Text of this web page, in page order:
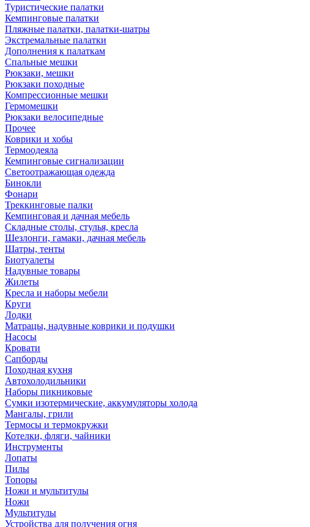
Туристические палатки
Кемпинговые палатки
Пляжные палатки, палатки-шатры
Экстремальные палатки
Дополнения к палаткам
Спальные мешки
Рюкзаки, мешки
Рюкзаки походные
Компрессионные мешки
Гермомешки
Рюкзаки велосипедные
Прочее
Коврики и хобы
Термоодеяла
Кемпинговые сигнализации
Светоотражающая одежда
Бинокли
Фонари
Треккинговые палки
Кемпинговая и дачная мебель
Складные столы, стулья, кресла
Шезлонги, гамаки, дачная мебель
Шатры, тенты
Биотуалеты
Надувные товары
Жилеты
Кресла и наборы мебели
Круги
Лодки
Матрацы, надувные коврики и подушки
Насосы
Кровати
Сапборды
Походная кухня
Автохолодильники
Наборы пикниковые
Сумки изотермические, аккумуляторы холода
Мангалы, грили
Термосы и термокружки
Котелки, фляги, чайники
Инструменты
Лопаты
Пилы
Топоры
Ножи и мультитулы
Ножи
Мультитулы
Устройства для получения огня